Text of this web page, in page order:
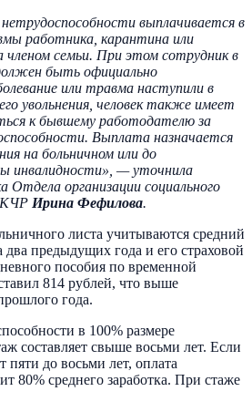
выплачивается в
работника, карантина или
членом семьи. При этом сотрудник в
быть официально
или травма наступили в
увольнения, человек также имеет
к бывшему работодателю за
Выплата назначается
на больничном или до
инвалидности», — уточнила
Отдела организации социального
КЧР Ирина Фефилова.
листа учитываются средний
два предыдущих года и его страховой
пособия по временной
814 рублей, что выше
года.
в 100% размере
составляет свыше восьми лет. Если
пяти до восьми лет, оплата
80% среднего заработка. При стаже